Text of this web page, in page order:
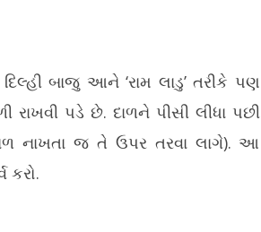
બાજુ આને ‘રામ લાડુ’ તરીકે પણ
પડે છે. દાળને પીસી લીધા પછી
નાખતા જ તે ઉપર તરવા લાગે). આ
કરો.